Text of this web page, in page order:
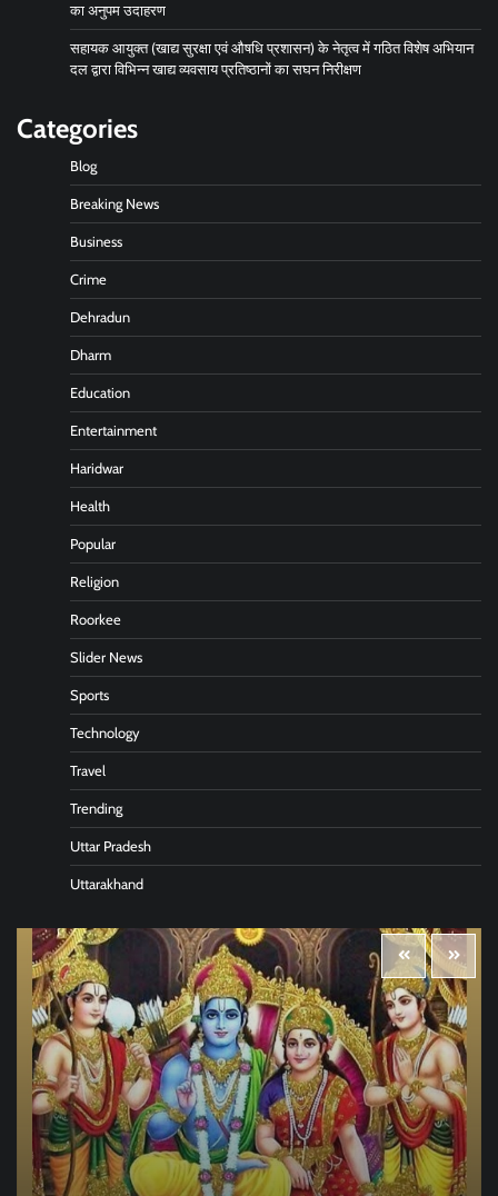
का अनुपम उदाहरण
सहायक आयुक्त (खाद्य सुरक्षा एवं औषधि प्रशासन) के नेतृत्व में गठित विशेष अभियान
दल द्वारा विभिन्न खाद्य व्यवसाय प्रतिष्ठानों का सघन निरीक्षण
Categories
Blog
Breaking News
Business
Crime
Dehradun
Dharm
Education
Entertainment
Haridwar
Health
Popular
Religion
Roorkee
Slider News
Sports
Technology
Travel
Trending
Uttar Pradesh
Uttarakhand